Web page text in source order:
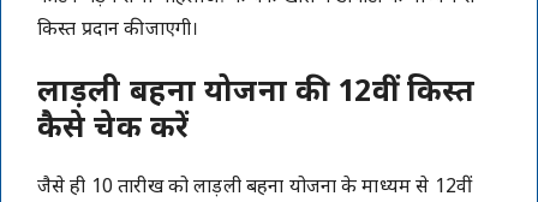
किस्त प्रदान की जाएगी।
लाड़ली बहना योजना की 12वीं किस्त
कैसे चेक करें
जैसे ही 10 तारीख को लाड़ली बहना योजना के माध्यम से 12वीं